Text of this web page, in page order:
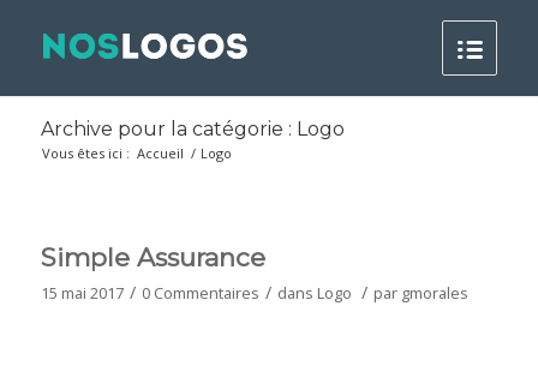
Archive pour la catégorie : Logo
Vous êtes ici : Accueil / Logo
Simple Assurance
15 mai 2017 / 0 Commentaires / dans Logo / par gmorales